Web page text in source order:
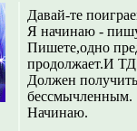
Давай-те
Я начинаю -
Пишете,одно
продолжает.И ТД
Должен
бессмычленным.
Начинаю.